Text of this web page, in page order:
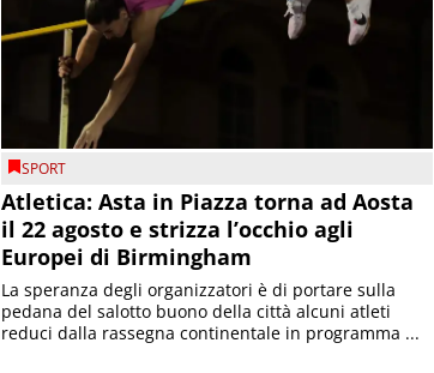
SPORT
Atletica: Asta in Piazza torna ad Aosta
il 22 agosto e strizza l’occhio agli
Europei di Birmingham
La speranza degli organizzatori è di portare sulla
pedana del salotto buono della città alcuni atleti
reduci dalla rassegna continentale in programma ...